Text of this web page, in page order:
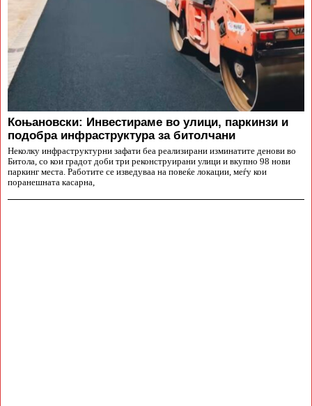
Коњановски: Инвестираме во улици, паркинзи и
подобра инфраструктура за битолчани
Неколку инфраструктурни зафати беа реализирани изминатите денови во
Битола, со кои градот доби три реконструирани улици и вкупно 98 нови
паркинг места. Работите се изведуваа на повеќе локации, меѓу кои
поранешната касарна,